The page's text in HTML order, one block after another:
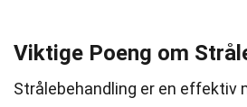
Viktige Poeng om
Strålebehandling er en effektiv